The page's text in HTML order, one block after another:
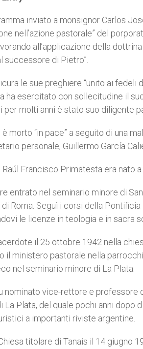
b
o
k
r
inviato a monsignor Carlos
nell’azione pastorale” del
all’applicazione della
successore di Pietro”.
le sue preghiere “unito ai fedeli
ha esercitato con sollecitudine il
per molti anni è stato suo diligente
è morto “in pace” a seguito di una
personale, Guillermo García
Raúl Francisco Primatesta era nato
entrato nel seminario minore di
Roma. Seguì i corsi della
le licenze in teologia e in sacra
il 25 ottobre 1942 nella
il ministero pastorale nella
nel seminario minore di La Plata.
nominato vice-rettore e
La Plata, del quale pochi anni
a importanti riviste argentine.
titolare di Tanais il 14 giugno